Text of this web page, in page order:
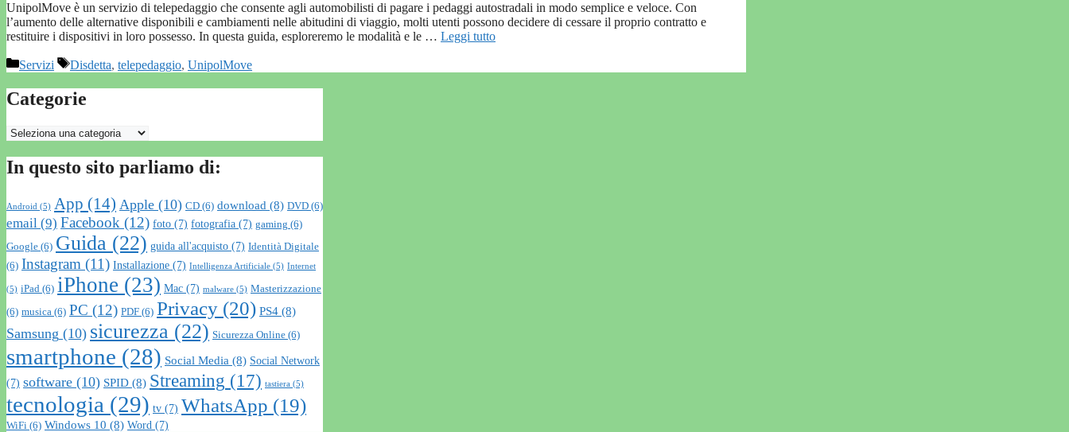
UnipolMove è un servizio di telepedaggio che consente agli automobilisti di pagare i pedaggi autostradali in modo semplice e veloce. Con
l’aumento delle alternative disponibili e cambiamenti nelle abitudini di viaggio, molti utenti possono decidere di cessare il proprio contratto e
restituire i dispositivi in loro possesso. In questa guida, esploreremo le modalità e le … Leggi tutto
Categorie
Servizi Tag
Disdetta, telepedaggio, UnipolMove
Categorie
Categorie
In questo sito parliamo di:
Android (5) App (14) Apple (10) CD (6) download (8) DVD (6)
email (9) Facebook (12) foto (7) fotografia (7) gaming (6)
Google (6) Guida (22) guida all'acquisto (7) Identità Digitale
(6) Instagram (11) Installazione (7) Intelligenza Artificiale (5) Internet
(5) iPad (6) iPhone (23) Mac (7) malware (5) Masterizzazione
(6) musica (6) PC (12) PDF (6) Privacy (20) PS4 (8)
Samsung (10) sicurezza (22) Sicurezza Online (6)
smartphone (28) Social Media (8) Social Network
(7) software (10) SPID (8) Streaming (17) tastiera (5)
tecnologia (29) tv (7) WhatsApp (19)
WiFi (6) Windows 10 (8) Word (7)